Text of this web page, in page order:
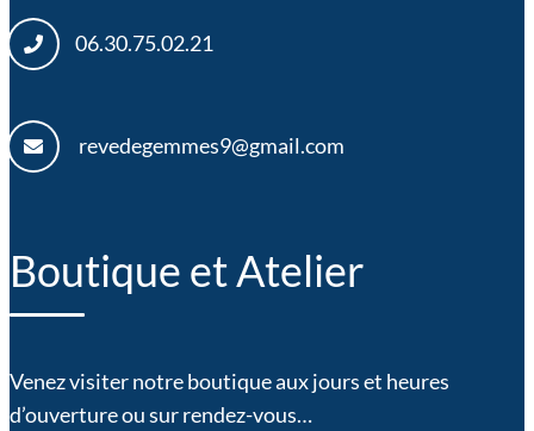
06.30.75.02.21
revedegemmes9@gmail.com
Boutique et Atelier
Venez visiter notre boutique aux jours et heures
d’ouverture ou sur rendez-vous…